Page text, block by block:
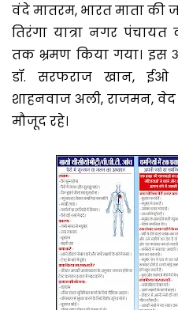
वंदे मातरम, भारत माता की
तिरंगा यात्रा नगर
तक भ्रमण किया गया। इस
डॉ. सरफराज खान,
शाहनवाज अली, राजमन,
मौजूद रहे।